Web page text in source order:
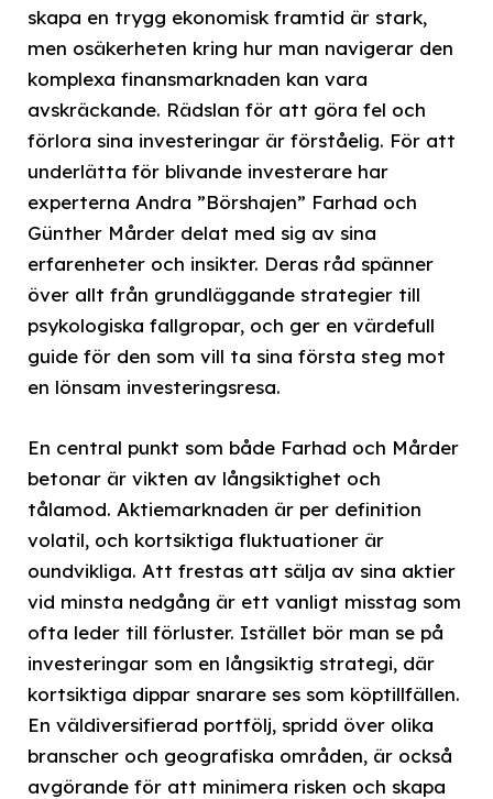
skapa en trygg ekonomisk framtid är stark,
men osäkerheten kring hur man navigerar den
komplexa finansmarknaden kan vara
avskräckande. Rädslan för att göra fel och
förlora sina investeringar är förståelig. För att
underlätta för blivande investerare har
experterna Andra ”Börshajen” Farhad och
Günther Mårder delat med sig av sina
erfarenheter och insikter. Deras råd spänner
över allt från grundläggande strategier till
psykologiska fallgropar, och ger en värdefull
guide för den som vill ta sina första steg mot
en lönsam investeringsresa.
En central punkt som både Farhad och Mårder
betonar är vikten av långsiktighet och
tålamod. Aktiemarknaden är per definition
volatil, och kortsiktiga fluktuationer är
oundvikliga. Att frestas att sälja av sina aktier
vid minsta nedgång är ett vanligt misstag som
ofta leder till förluster. Istället bör man se på
investeringar som en långsiktig strategi, där
kortsiktiga dippar snarare ses som köptillfällen.
En väldiversifierad portfölj, spridd över olika
branscher och geografiska områden, är också
avgörande för att minimera risken och skapa